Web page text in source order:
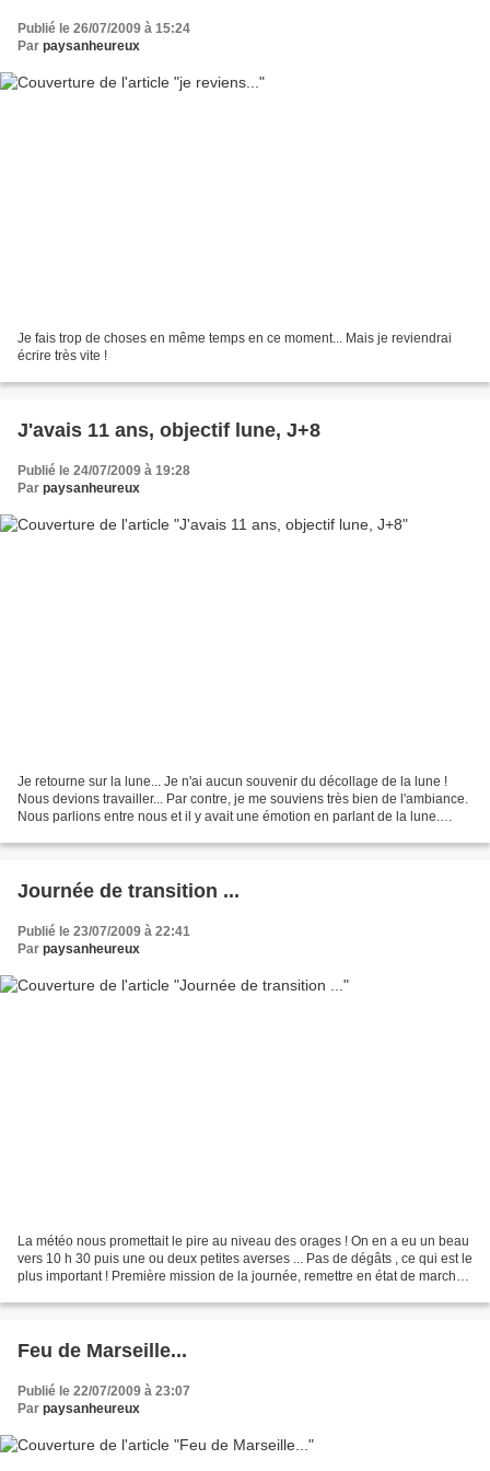
Publié le 26/07/2009 à 15:24
Par paysanheureux
Je fais trop de choses en même temps en ce moment... Mais je reviendrai
écrire très vite !
J'avais 11 ans, objectif lune, J+8
Publié le 24/07/2009 à 19:28
Par paysanheureux
Je retourne sur la lune... Je n'ai aucun souvenir du décollage de la lune !
Nous devions travailler... Par contre, je me souviens très bien de l'ambiance.
Nous parlions entre nous et il y avait une émotion en parlant de la lune.
Journée de transition ...
Publié le 23/07/2009 à 22:41
Par paysanheureux
La météo nous promettait le pire au niveau des orages ! On en a eu un beau
vers 10 h 30 puis une ou deux petites averses ... Pas de dégâts , ce qui est le
plus important ! Première mission de la journée, remettre en état de marche
Feu de Marseille...
Publié le 22/07/2009 à 23:07
Par paysanheureux